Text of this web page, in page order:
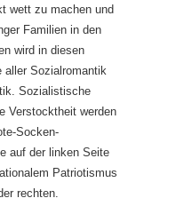
wett zu machen und
Familien in den
wird in diesen
aller Sozialromantik
Sozialistische
Verstocktheit werden
Socken-
auf der linken Seite
Patriotismus
rechten.